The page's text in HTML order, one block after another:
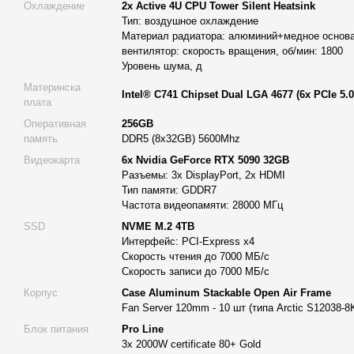
научных и инженерных вычислений;
разработки программного обеспечения и компиляции;
машинное обучение (ML);
обработки больших массивов данных и создание
работы с большими языковыми моделями (LLM)
Благодаря многоядерной архитектуре компьютер для работы
максимально эффективно использовать ресурсы для
Подробное описание характеристик рабочей
Основой станции являются два серверных процессора
ядрами и 104 потоками каждый. Тактовая частота этих
диапазоне 3,00–3,80 ГГц, что обеспечивает стабильную
нагруженных условиях. Важной характеристикой
что позволяет максимально эффективно выполнять
Охлаждение
2x Active 4U CPU Tower Silent Heatsink
Тип: воздушное охлаждение
Материал радиатора: алюминий+медное
вентилятор: скорость вращения, об/мин: 1800
Уровень шума, д
Материнска
плата
Intel® C741 Chipset Dual LGA 4677 (6х PCIe
Оперативная
память
256GB
DDR5 (8x32GB) 5600Mhz
Видеокарта
6x Nvidia GeForce RTX 5090 32GB
Разъемы: 3x DisplayPort, 2x HDMI
Тип памяти: GDDR7
Частота видеопамяти: 28000 МГц
SSD
NVME M.2 4TB
Интерфейс: PCI-Express x4
Скорость чтения до 7000 МБ/с
Скорость записи до 7000 МБ/с
Корпус
Case Aluminum Stackable Open Air Frame
Fan Server 120mm - 10 шт (типа Arctic S12038-
Блок питания
Pro Line
3x 2000W certificate 80+ Gold